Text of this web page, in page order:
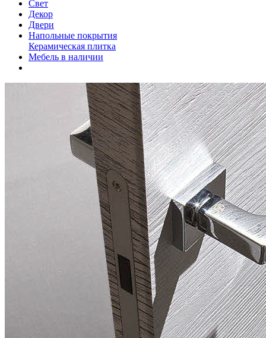
Свет
Декор
Двери
Напольные покрытия
Керамическая плитка
Мебель в наличии